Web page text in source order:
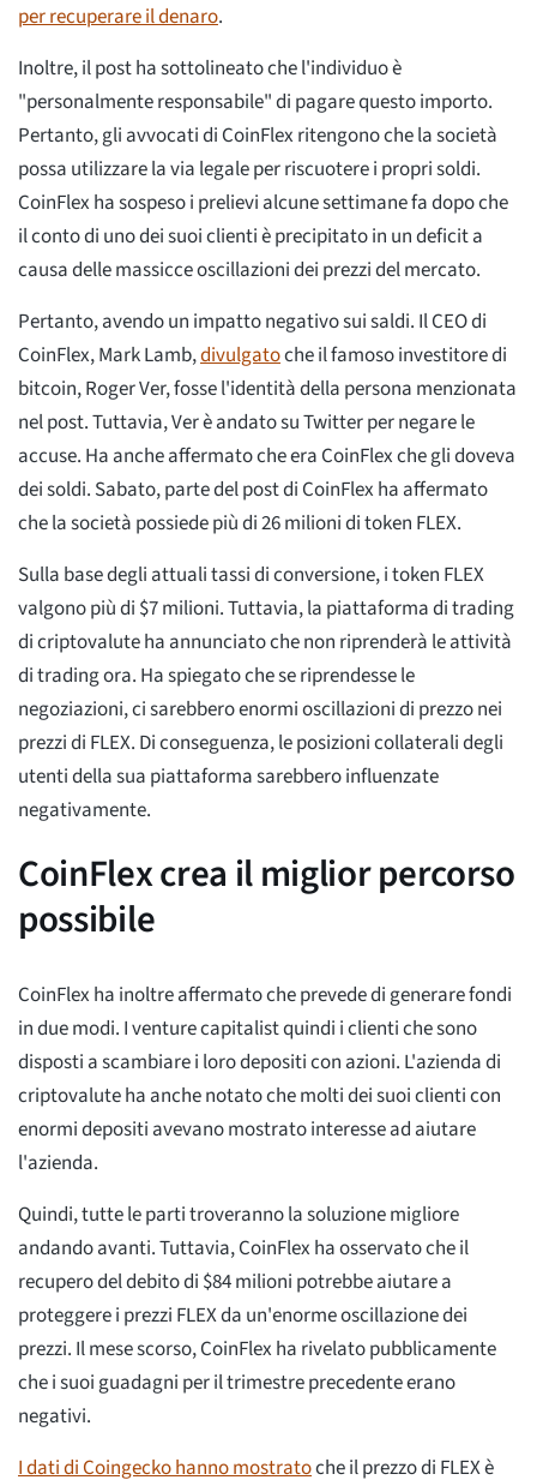
per recuperare il denaro.
Inoltre, il post ha sottolineato che l'individuo è
"personalmente responsabile" di pagare questo importo.
Pertanto, gli avvocati di CoinFlex ritengono che la società
possa utilizzare la via legale per riscuotere i propri soldi.
CoinFlex ha sospeso i prelievi alcune settimane fa dopo che
il conto di uno dei suoi clienti è precipitato in un deficit a
causa delle massicce oscillazioni dei prezzi del mercato.
Pertanto, avendo un impatto negativo sui saldi. Il CEO di
CoinFlex, Mark Lamb,divulgatoche il famoso investitore di
bitcoin, Roger Ver, fosse l'identità della persona menzionata
nel post. Tuttavia, Ver è andato su Twitter per negare le
accuse. Ha anche affermato che era CoinFlex che gli doveva
dei soldi. Sabato, parte del post di CoinFlex ha affermato
che la società possiede più di 26 milioni di token FLEX.
Sulla base degli attuali tassi di conversione, i token FLEX
valgono più di $7 milioni. Tuttavia, la piattaforma di trading
di criptovalute ha annunciato che non riprenderà le attività
di trading ora. Ha spiegato che se riprendesse le
negoziazioni, ci sarebbero enormi oscillazioni di prezzo nei
prezzi di FLEX. Di conseguenza, le posizioni collaterali degli
utenti della sua piattaforma sarebbero influenzate
negativamente.
CoinFlex crea il miglior percorso
possibile
CoinFlex ha inoltre affermato che prevede di generare fondi
in due modi. I venture capitalist quindi i clienti che sono
disposti a scambiare i loro depositi con azioni. L'azienda di
criptovalute ha anche notato che molti dei suoi clienti con
enormi depositi avevano mostrato interesse ad aiutare
l'azienda.
Quindi, tutte le parti troveranno la soluzione migliore
andando avanti. Tuttavia, CoinFlex ha osservato che il
recupero del debito di $84 milioni potrebbe aiutare a
proteggere i prezzi FLEX da un'enorme oscillazione dei
prezzi. Il mese scorso, CoinFlex ha rivelato pubblicamente
che i suoi guadagni per il trimestre precedente erano
negativi.
I dati di Coingecko hanno mostratoche il prezzo di FLEX è